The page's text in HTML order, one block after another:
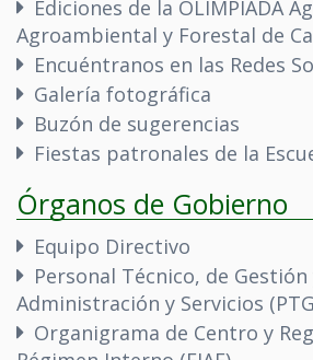
Ediciones de la OLIMPIADA
Agroambiental y Forestal de
Encuéntranos en las Redes
Galería fotográfica
Buzón de sugerencias
Fiestas patronales de la
Órganos de Gobierno
Equipo Directivo
Personal Técnico, de Gestión
Administración y Servicios
Organigrama de Centro y